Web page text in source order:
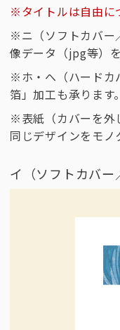
※タイトルは自由に
※ニ（ソフトカバー
像データ（jpg等）
※ホ・へ（ハードカ
箔」加工も承ります
※表紙（カバーを外
同じデザインをモノ
イ（ソフトカバー